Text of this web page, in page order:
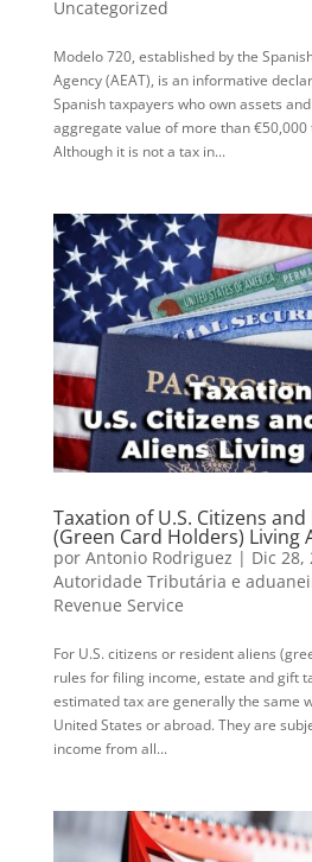
Uncategorized
Modelo 720, established by the
Agency (AEAT), is an informative
Spanish taxpayers who own assets
aggregate value of more than
Although it is not a tax in...
Taxation of U.S. Citizens
(Green Card Holders) Living
por Antonio Rodriguez | Dic 28,
Autoridade Tributária e
Revenue Service
For U.S. citizens or resident aliens
rules for filing income, estate and gift
estimated tax are generally the same
United States or abroad. They are
income from all...